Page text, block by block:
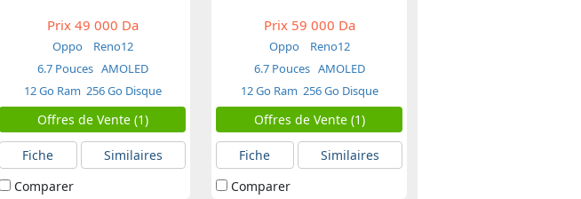
Prix49 000 Da
Oppo
Reno12
6.7 Pouces AMOLED
12 Go Ram 256 Go Disque
Offres de Vente (1)
Fiche
Similaires
Comparer
Prix59 000 Da
Oppo
Reno12
6.7 Pouces AMOLED
12 Go Ram 256 Go Disque
Offres de Vente (1)
Fiche
Similaires
Comparer